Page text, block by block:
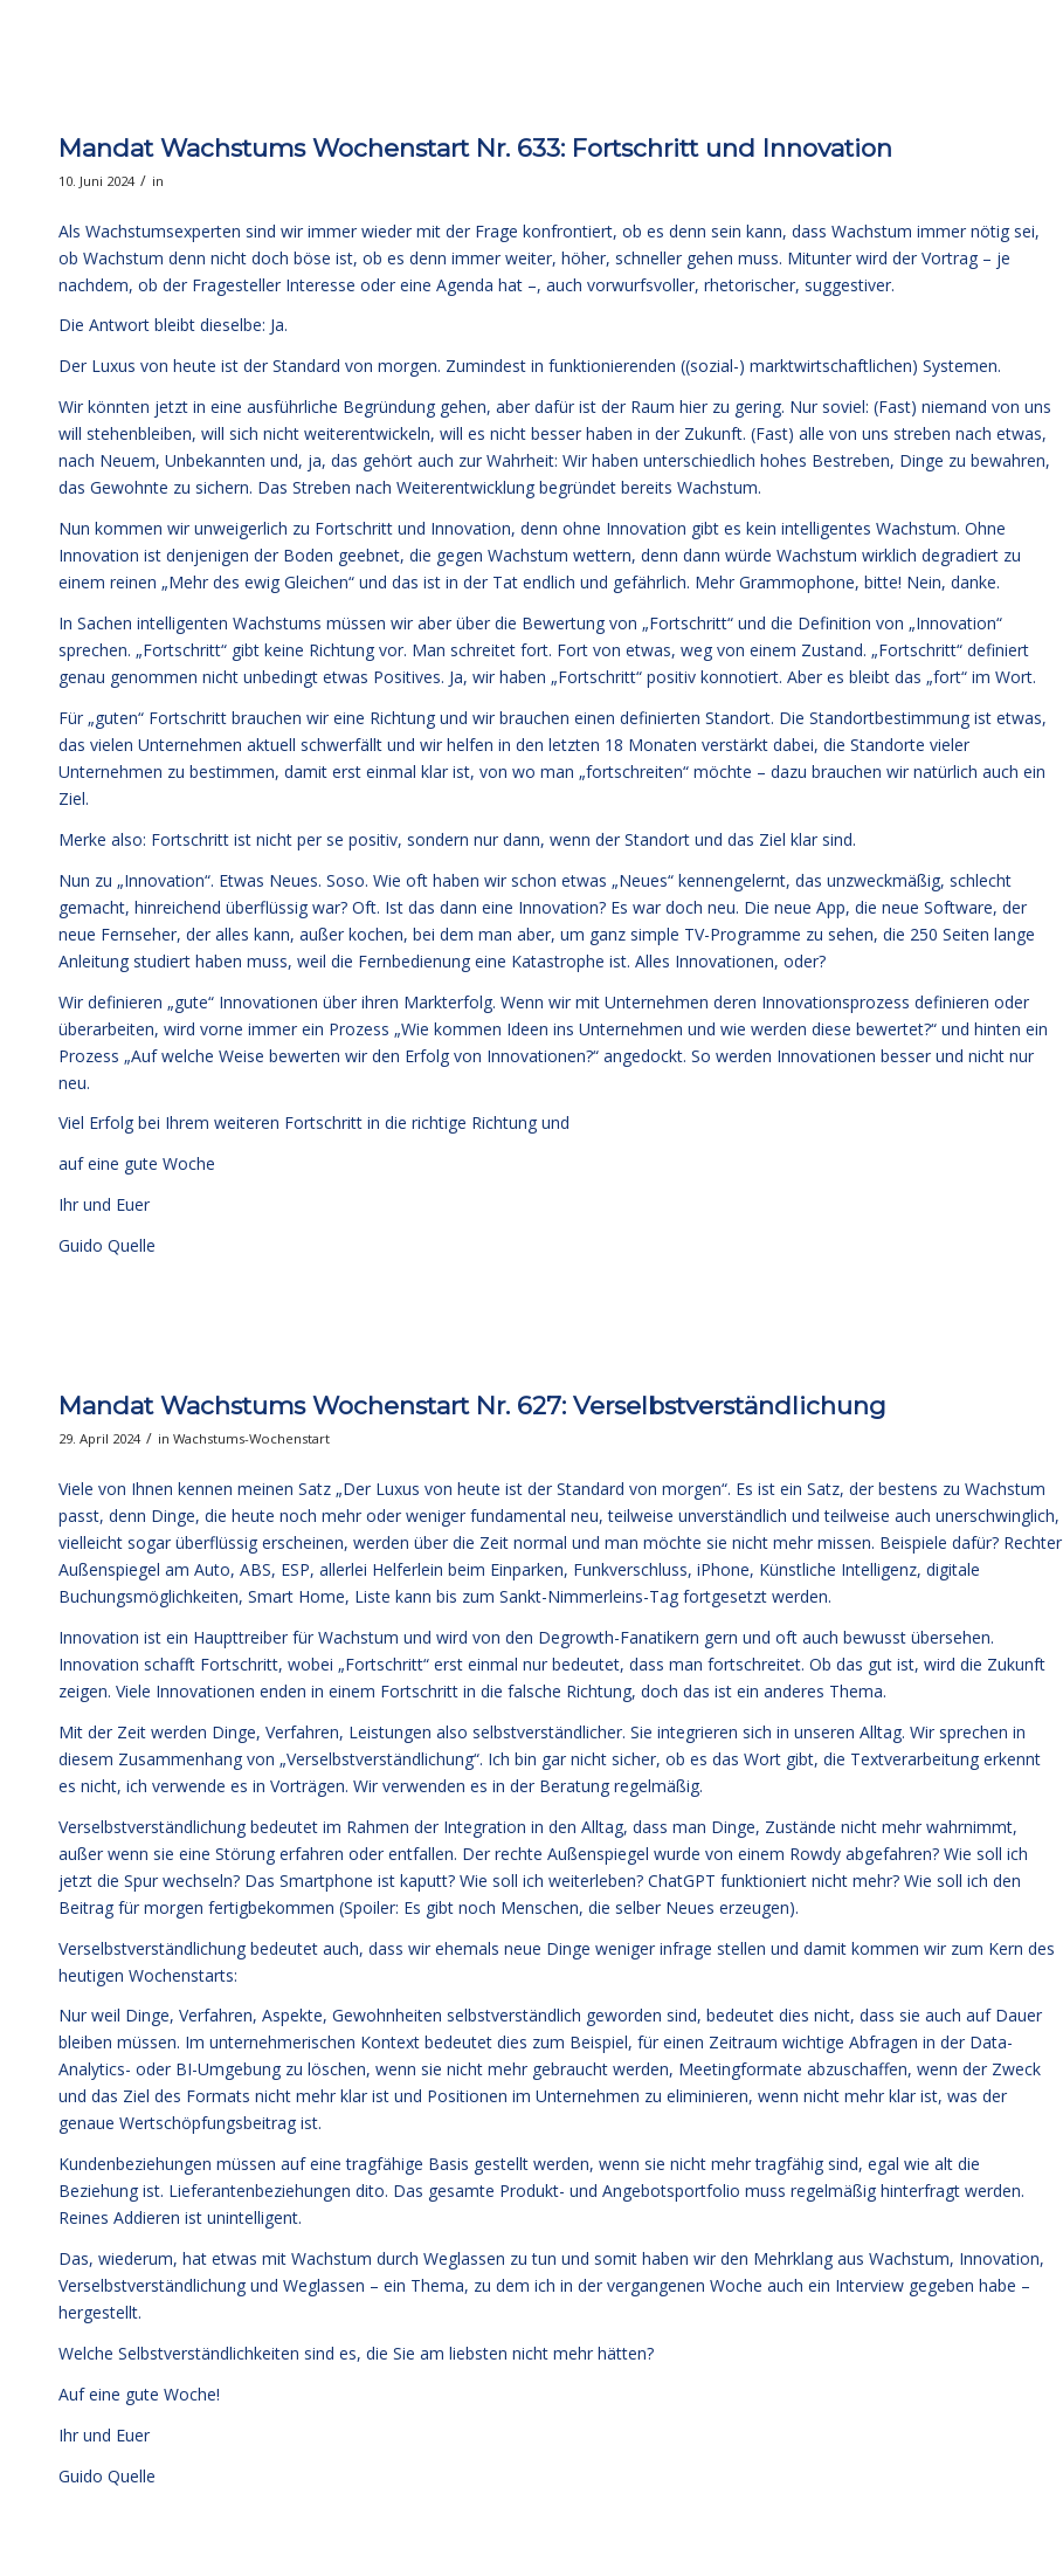
Mandat Wachstums Wochenstart Nr. 633: Fortschritt und Innovation
10. Juni 2024 / in
Als Wachstumsexperten sind wir immer wieder mit der Frage konfrontiert, ob es denn sein kann, dass Wachstum immer nötig sei,
ob Wachstum denn nicht doch böse ist, ob es denn immer weiter, höher, schneller gehen muss. Mitunter wird der Vortrag – je
nachdem, ob der Fragesteller Interesse oder eine Agenda hat –, auch vorwurfsvoller, rhetorischer, suggestiver.
Die Antwort bleibt dieselbe: Ja.
Der Luxus von heute ist der Standard von morgen. Zumindest in funktionierenden ((sozial-) marktwirtschaftlichen) Systemen.
Wir könnten jetzt in eine ausführliche Begründung gehen, aber dafür ist der Raum hier zu gering. Nur soviel: (Fast) niemand von uns
will stehenbleiben, will sich nicht weiterentwickeln, will es nicht besser haben in der Zukunft. (Fast) alle von uns streben nach etwas,
nach Neuem, Unbekannten und, ja, das gehört auch zur Wahrheit: Wir haben unterschiedlich hohes Bestreben, Dinge zu bewahren,
das Gewohnte zu sichern. Das Streben nach Weiterentwicklung begründet bereits Wachstum.
Nun kommen wir unweigerlich zu Fortschritt und Innovation, denn ohne Innovation gibt es kein intelligentes Wachstum. Ohne
Innovation ist denjenigen der Boden geebnet, die gegen Wachstum wettern, denn dann würde Wachstum wirklich degradiert zu
einem reinen „Mehr des ewig Gleichen“ und das ist in der Tat endlich und gefährlich. Mehr Grammophone, bitte! Nein, danke.
In Sachen intelligenten Wachstums müssen wir aber über die Bewertung von „Fortschritt“ und die Definition von „Innovation“
sprechen. „Fortschritt“ gibt keine Richtung vor. Man schreitet fort. Fort von etwas, weg von einem Zustand. „Fortschritt“ definiert
genau genommen nicht unbedingt etwas Positives. Ja, wir haben „Fortschritt“ positiv konnotiert. Aber es bleibt das „fort“ im Wort.
Für „guten“ Fortschritt brauchen wir eine Richtung und wir brauchen einen definierten Standort. Die Standortbestimmung ist etwas,
das vielen Unternehmen aktuell schwerfällt und wir helfen in den letzten 18 Monaten verstärkt dabei, die Standorte vieler
Unternehmen zu bestimmen, damit erst einmal klar ist, von wo man „fortschreiten“ möchte – dazu brauchen wir natürlich auch ein
Ziel.
Merke also: Fortschritt ist nicht per se positiv, sondern nur dann, wenn der Standort und das Ziel klar sind.
Nun zu „Innovation“. Etwas Neues. Soso. Wie oft haben wir schon etwas „Neues“ kennengelernt, das unzweckmäßig, schlecht
gemacht, hinreichend überflüssig war? Oft. Ist das dann eine Innovation? Es war doch neu. Die neue App, die neue Software, der
neue Fernseher, der alles kann, außer kochen, bei dem man aber, um ganz simple TV-Programme zu sehen, die 250 Seiten lange
Anleitung studiert haben muss, weil die Fernbedienung eine Katastrophe ist. Alles Innovationen, oder?
Wir definieren „gute“ Innovationen über ihren Markterfolg. Wenn wir mit Unternehmen deren Innovationsprozess definieren oder
überarbeiten, wird vorne immer ein Prozess „Wie kommen Ideen ins Unternehmen und wie werden diese bewertet?“ und hinten ein
Prozess „Auf welche Weise bewerten wir den Erfolg von Innovationen?“ angedockt. So werden Innovationen besser und nicht nur
neu.
Viel Erfolg bei Ihrem weiteren Fortschritt in die richtige Richtung und
auf eine gute Woche
Ihr und Euer
Guido Quelle
Mandat Wachstums Wochenstart Nr. 627: Verselbstverständlichung
29. April 2024 / in Wachstums-Wochenstart
Viele von Ihnen kennen meinen Satz „Der Luxus von heute ist der Standard von morgen“. Es ist ein Satz, der bestens zu Wachstum
passt, denn Dinge, die heute noch mehr oder weniger fundamental neu, teilweise unverständlich und teilweise auch unerschwinglich,
vielleicht sogar überflüssig erscheinen, werden über die Zeit normal und man möchte sie nicht mehr missen. Beispiele dafür? Rechter
Außenspiegel am Auto, ABS, ESP, allerlei Helferlein beim Einparken, Funkverschluss, iPhone, Künstliche Intelligenz, digitale
Buchungsmöglichkeiten, Smart Home, Liste kann bis zum Sankt-Nimmerleins-Tag fortgesetzt werden.
Innovation ist ein Haupttreiber für Wachstum und wird von den Degrowth-Fanatikern gern und oft auch bewusst übersehen.
Innovation schafft Fortschritt, wobei „Fortschritt“ erst einmal nur bedeutet, dass man fortschreitet. Ob das gut ist, wird die Zukunft
zeigen. Viele Innovationen enden in einem Fortschritt in die falsche Richtung, doch das ist ein anderes Thema.
Mit der Zeit werden Dinge, Verfahren, Leistungen also selbstverständlicher. Sie integrieren sich in unseren Alltag. Wir sprechen in
diesem Zusammenhang von „Verselbstverständlichung“. Ich bin gar nicht sicher, ob es das Wort gibt, die Textverarbeitung erkennt
es nicht, ich verwende es in Vorträgen. Wir verwenden es in der Beratung regelmäßig.
Verselbstverständlichung bedeutet im Rahmen der Integration in den Alltag, dass man Dinge, Zustände nicht mehr wahrnimmt,
außer wenn sie eine Störung erfahren oder entfallen. Der rechte Außenspiegel wurde von einem Rowdy abgefahren? Wie soll ich
jetzt die Spur wechseln? Das Smartphone ist kaputt? Wie soll ich weiterleben? ChatGPT funktioniert nicht mehr? Wie soll ich den
Beitrag für morgen fertigbekommen (Spoiler: Es gibt noch Menschen, die selber Neues erzeugen).
Verselbstverständlichung bedeutet auch, dass wir ehemals neue Dinge weniger infrage stellen und damit kommen wir zum Kern des
heutigen Wochenstarts:
Nur weil Dinge, Verfahren, Aspekte, Gewohnheiten selbstverständlich geworden sind, bedeutet dies nicht, dass sie auch auf Dauer
bleiben müssen. Im unternehmerischen Kontext bedeutet dies zum Beispiel, für einen Zeitraum wichtige Abfragen in der Data-
Analytics- oder BI-Umgebung zu löschen, wenn sie nicht mehr gebraucht werden, Meetingformate abzuschaffen, wenn der Zweck
und das Ziel des Formats nicht mehr klar ist und Positionen im Unternehmen zu eliminieren, wenn nicht mehr klar ist, was der
genaue Wertschöpfungsbeitrag ist.
Kundenbeziehungen müssen auf eine tragfähige Basis gestellt werden, wenn sie nicht mehr tragfähig sind, egal wie alt die
Beziehung ist. Lieferantenbeziehungen dito. Das gesamte Produkt- und Angebotsportfolio muss regelmäßig hinterfragt werden.
Reines Addieren ist unintelligent.
Das, wiederum, hat etwas mit Wachstum durch Weglassen zu tun und somit haben wir den Mehrklang aus Wachstum, Innovation,
Verselbstverständlichung und Weglassen – ein Thema, zu dem ich in der vergangenen Woche auch ein Interview gegeben habe –
hergestellt.
Welche Selbstverständlichkeiten sind es, die Sie am liebsten nicht mehr hätten?
Auf eine gute Woche!
Ihr und Euer
Guido Quelle